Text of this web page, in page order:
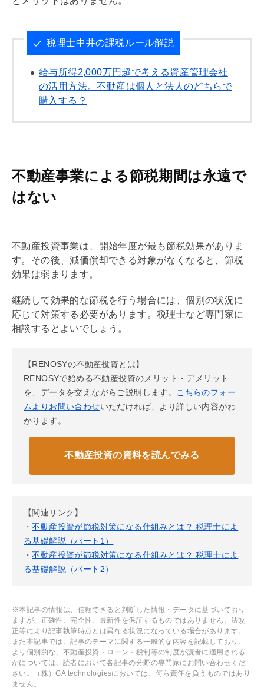
税理士中井の課税ルール解説
給与所得2,000万円超で考える資産管理会社
の活用方法。不動産は個人と法人のどちらで
購入する？
不動産事業による節税期間は永遠で
はない
不動産投資事業は、開始年度が最も節税効果がありま
す。その後、減価償却できる対象がなくなると、節税
効果は弱まります。
継続して効果的な節税を行う場合には、個別の状況に
応じて対策する必要があります。税理士など専門家に
相談するとよいでしょう。
【RENOSYの不動産投資とは】
RENOSYで始める不動産投資のメリット・デメリット
を、データを交えながらご説明します。
こちらのフォー
ムよりお問い合わせいただければ、より詳しい内容がわ
かります。
不動産投資の資料を読んでみる
【関連リンク】
・不動産投資が節税対策になる仕組みとは？ 税理士によ
る基礎解説（パート1）
・不動産投資が節税対策になる仕組みとは？ 税理士によ
る基礎解説（パート2）
※本記事の情報は、信頼できると判断した情報・データに基づいており
ますが、正確性、完全性、最新性を保証するものではありません。法改
正等により記事執筆時点とは異なる状況になっている場合があります。
また本記事では、記事のテーマに関する一般的な内容を記載しており、
より個別的な、不動産投資・ローン・税制等の制度が読者に適用される
かについては、読者において各記事の分野の専門家にお問い合わせくだ
さい。（株）GA technologiesにおいては、何ら責任を負うものではあり
ません。